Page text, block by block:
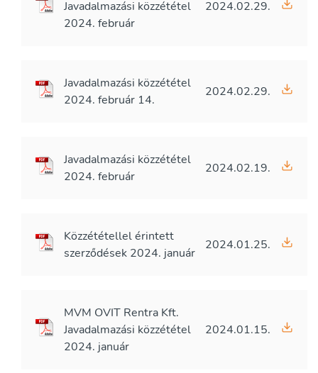
Javadalmazási közzététel
2024. február
2024.02.29.
Javadalmazási közzététel
2024. február 14.
2024.02.29.
Javadalmazási közzététel
2024. február
2024.02.19.
Közzététellel érintett
szerződések 2024. január
2024.01.25.
MVM OVIT Rentra Kft.
Javadalmazási közzététel
2024. január
2024.01.15.